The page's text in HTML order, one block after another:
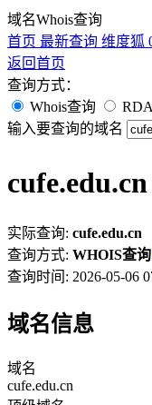
域名Whois查询
首页 最新查询 维度狐
返回首页
查询方式：
Whois查询
输入要查询的域名
实际查询: cufe.edu.cn
查询方式: WHOIS查询
查询时间: 2026-05-06
域名信息
域名
cufe.edu.cn